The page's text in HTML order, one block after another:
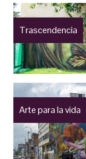
Trascendencia
Arte para la vida